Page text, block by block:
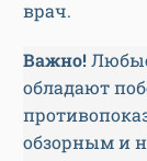
врач.
Важно!
обладают
обзорным и